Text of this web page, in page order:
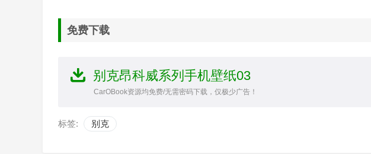
免费下载
别克昂科威系列手机壁纸03
CarOBook资源均免费/无需密码下载，仅极少广告！
标签: 别克